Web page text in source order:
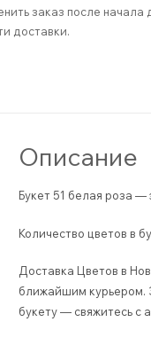
заказ после начала
доставки.
Описание
Букет 51 белая роза —
Количество цветов в
Доставка Цветов в
ближайшим курьером.
букету — свяжитесь с